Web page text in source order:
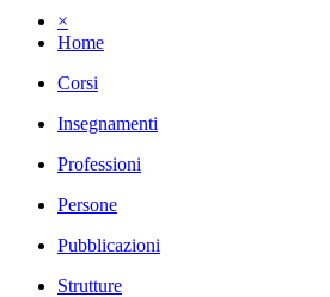
×
Home
Corsi
Insegnamenti
Professioni
Persone
Pubblicazioni
Strutture